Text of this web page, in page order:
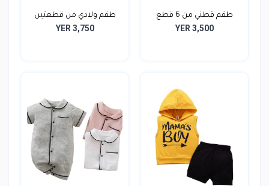
طقم قطني من 6 قطع
للموا...
YER 3,500
طقم ولادي من قطعتين
YER 3,750